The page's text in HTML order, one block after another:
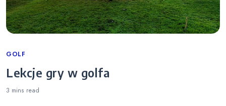
Categories
GOLF
Lekcje gry w golfa
3 mins read